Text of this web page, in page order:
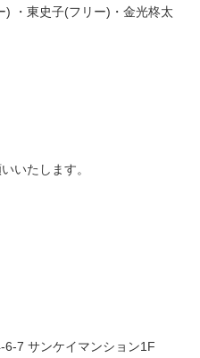
) ・東史子(フリー)・金光柊太
いたします。
7 サンケイマンション1F